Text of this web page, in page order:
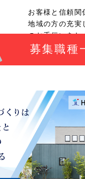
お客様と信頼関
地域の方の充実
のお手伝いをし
募集職種